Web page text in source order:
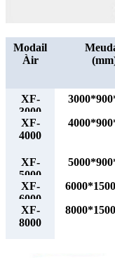
Modail
Àir
XF-
3000
XF-
4000
XF-
5000
XF-
6000
XF-
8000